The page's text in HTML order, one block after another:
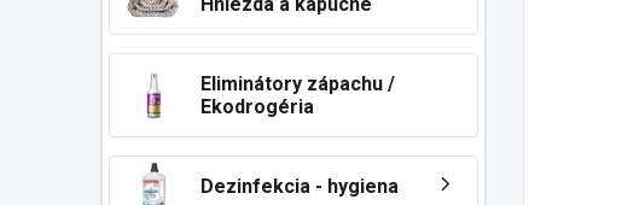
Eliminátory zápachu /
Ekodrogéria
Dezinfekcia - hygiena